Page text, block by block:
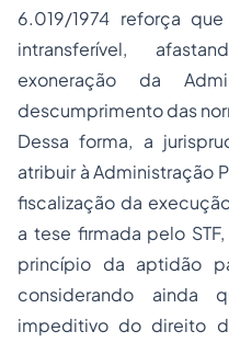
6.019/1974 reforça
intransferível,
exoneração da
descumprimento das
Dessa forma, a
atribuir à Administração
fiscalização da
a tese firmada pelo
princípio da aptidão
considerando ainda
impeditivo do direito